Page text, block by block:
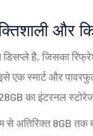
और
है, जिसका
एक स्मार्ट और
का इंटरनल
से अतिरिक्त 8GB